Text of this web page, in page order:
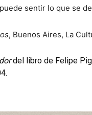
sentir lo que se
, Buenos Aires, La
del libro de Felipe